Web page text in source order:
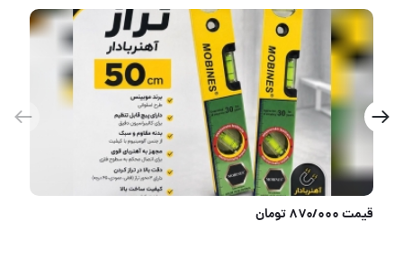
پخش فرچه سیمی دستی البرز